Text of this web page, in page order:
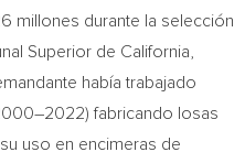
millones durante la selección
Superior de California
había trabajado
fabricando losas
uso en encimeras de